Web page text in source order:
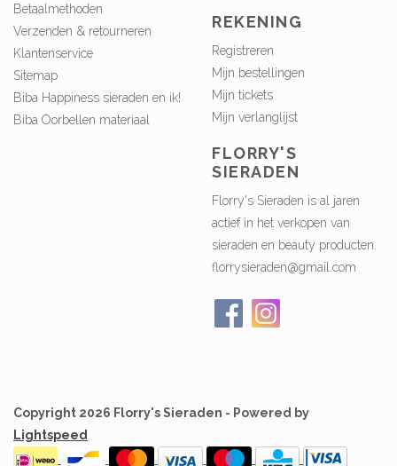
Betaalmethoden
Verzenden & retourneren
Klantenservice
Sitemap
Biba Happiness sieraden en ik!
Biba Oorbellen materiaal
REKENING
Registreren
Mijn bestellingen
Mijn tickets
Mijn verlanglijst
FLORRY'S
SIERADEN
Florry's Sieraden is al jaren
actief in het verkopen van
sieraden en beauty producten.
florrysieraden@gmail.com
Copyright 2026 Florry's Sieraden - Powered by
Lightspeed